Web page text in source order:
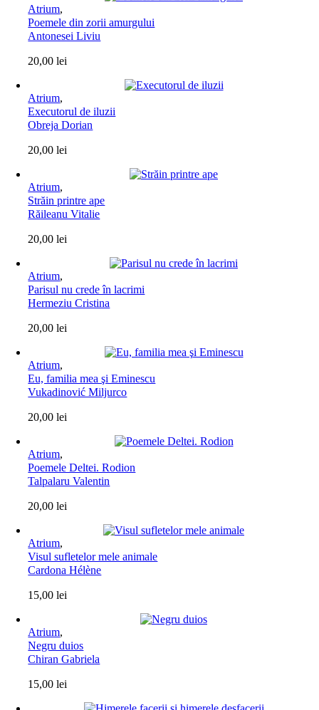
Atrium,
Poemele din zorii amurgului
Antonesei Liviu
20,00lei
Atrium,
Executorul de iluzii
Obreja Dorian
20,00lei
Atrium,
Străin printre ape
Răileanu Vitalie
20,00lei
Atrium,
Parisul nu crede în lacrimi
Hermeziu Cristina
20,00lei
Atrium,
Eu, familia mea şi Eminescu
Vukadinović Miljurco
20,00lei
Atrium,
Poemele Deltei. Rodion
Talpalaru Valentin
20,00lei
Atrium,
Visul sufletelor mele animale
Cardona Hélène
15,00lei
Atrium,
Negru duios
Chiran Gabriela
15,00lei